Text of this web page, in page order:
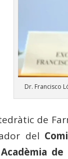
Dr. Francisco
de
del